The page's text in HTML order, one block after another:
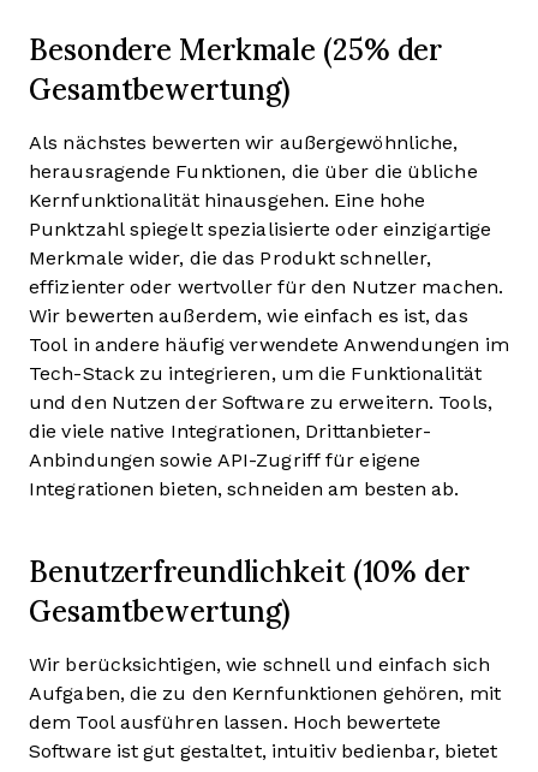
Besondere Merkmale (25% der
Gesamtbewertung)
Als nächstes bewerten wir außergewöhnliche,
herausragende Funktionen, die über die übliche
Kernfunktionalität hinausgehen. Eine hohe
Punktzahl spiegelt spezialisierte oder einzigartige
Merkmale wider, die das Produkt schneller,
effizienter oder wertvoller für den Nutzer machen.
Wir bewerten außerdem, wie einfach es ist, das
Tool in andere häufig verwendete Anwendungen im
Tech-Stack zu integrieren, um die Funktionalität
und den Nutzen der Software zu erweitern. Tools,
die viele native Integrationen, Drittanbieter-
Anbindungen sowie API-Zugriff für eigene
Integrationen bieten, schneiden am besten ab.
Benutzerfreundlichkeit (10% der
Gesamtbewertung)
Wir berücksichtigen, wie schnell und einfach sich
Aufgaben, die zu den Kernfunktionen gehören, mit
dem Tool ausführen lassen. Hoch bewertete
Software ist gut gestaltet, intuitiv bedienbar, bietet